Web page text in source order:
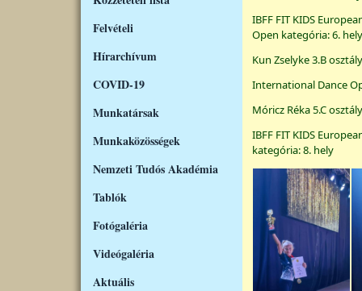
Felvételi
Hírarchívum
COVID-19
Munkatársak
Munkaközösségek
Nemzeti Tudós Akadémia
Tablók
Fotógaléria
Videógaléria
Aktuális
IBFF FIT KIDS
Open kategória: 6. hely
Kun Zselyke 3.B
International Dance
Móricz Réka 5.C
IBFF FIT KIDS
kategória: 8. hely